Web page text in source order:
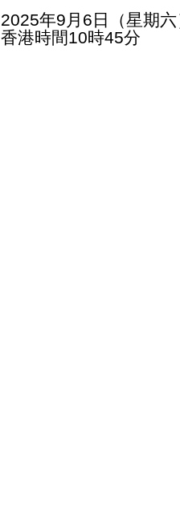
2025年9月6日（星期
香港時間10時45分